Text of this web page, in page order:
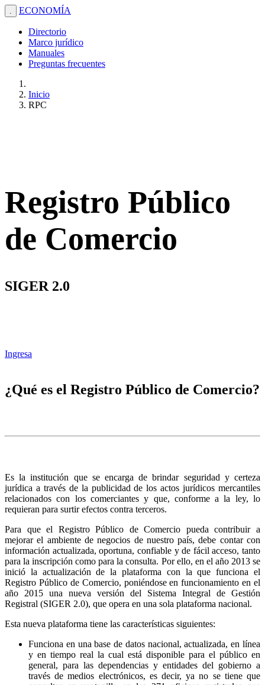
. ECONOMÍA
Directorio
Marco jurídico
Manuales
Preguntas frecuentes
Inicio
RPC
Registro Público
de Comercio
SIGER 2.0
Ingresa
¿Qué es el Registro Público de Comercio?
Es la institución que se encarga de brindar seguridad y certeza
jurídica a través de la publicidad de los actos jurídicos mercantiles
relacionados con los comerciantes y que, conforme a la ley, lo
requieran para surtir efectos contra terceros.
Para que el Registro Público de Comercio pueda contribuir a
mejorar el ambiente de negocios de nuestro país, debe contar con
información actualizada, oportuna, confiable y de fácil acceso, tanto
para la inscripción como para la consulta. Por ello, en el año 2013 se
inició la actualización de la plataforma con la que funciona el
Registro Público de Comercio, poniéndose en funcionamiento en el
año 2015 una nueva versión del Sistema Integral de Gestión
Registral (SIGER 2.0), que opera en una sola plataforma nacional.
Esta nueva plataforma tiene las características siguientes:
Funciona en una base de datos nacional, actualizada, en línea
y en tiempo real la cual está disponible para el público en
general, para las dependencias y entidades del gobierno a
través de medios electrónicos, es decir, ya no se tiene que